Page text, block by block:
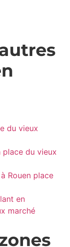
du vieux
place du vieux
Rouen place
en
marché